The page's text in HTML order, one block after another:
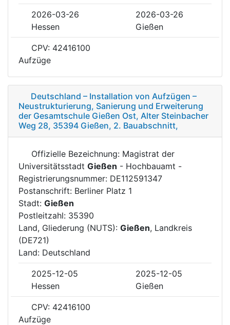
2026-03-26
2026-03-26
Hessen
Gießen
CPV: 42416100
Aufzüge
Deutschland – Installation von Aufzügen –
Neustrukturierung, Sanierung und Erweiterung
der Gesamtschule Gießen Ost, Alter Steinbacher
Weg 28, 35394 Gießen, 2. Bauabschnitt,
Offizielle Bezeichnung: Magistrat der
Universitätsstadt Gießen - Hochbauamt -
Registrierungsnummer: DE112591347
Postanschrift: Berliner Platz 1
Stadt: Gießen
Postleitzahl: 35390
Land, Gliederung (NUTS): Gießen, Landkreis
(DE721)
Land: Deutschland
2025-12-05
2025-12-05
Hessen
Gießen
CPV: 42416100
Aufzüge